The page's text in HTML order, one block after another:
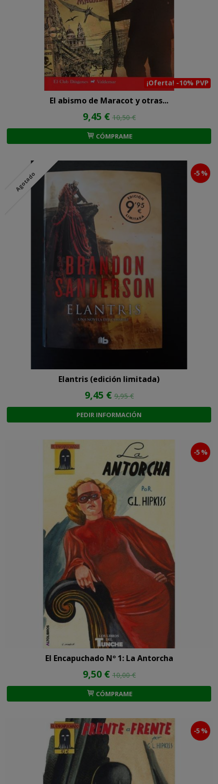
¡Oferta! -10% PVP
El abismo de Maracot y otras...
9,45 €10,50 €
CÓMPRAME
Agotado -5 %
Elantris (edición limitada)
9,45 €9,95 €
PEDIR INFORMACIÓN
-5 %
El Encapuchado Nº 1: La Antorcha
9,50 €10,00 €
CÓMPRAME
-5 %